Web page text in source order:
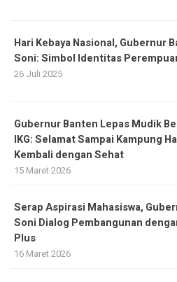
Hari Kebaya Nasional, Gubernur
Soni: Simbol Identitas
26 Juli 2025
Gubernur Banten Lepas Mudik
IKG: Selamat Sampai Kampung
Kembali dengan Sehat
15 Maret 2026
Serap Aspirasi Mahasiswa,
Soni Dialog Pembangunan
Plus
16 Maret 2026